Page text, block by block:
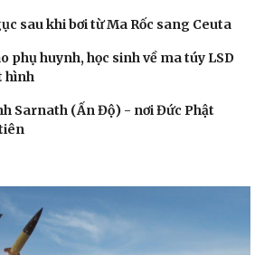
sau khi bơi từ Ma Rốc sang Ceuta
phụ huynh, học sinh về ma túy LSD
hình
Sarnath (Ấn Độ) - nơi Đức Phật